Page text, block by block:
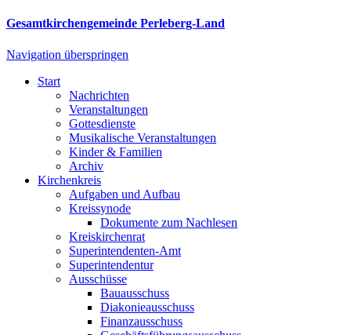
Gesamtkirchengemeinde Perleberg-Land
Navigation überspringen
Start
Nachrichten
Veranstaltungen
Gottesdienste
Musikalische Veranstaltungen
Kinder & Familien
Archiv
Kirchenkreis
Aufgaben und Aufbau
Kreissynode
Dokumente zum Nachlesen
Kreiskirchenrat
Superintendenten-Amt
Superintendentur
Ausschüsse
Bauausschuss
Diakonieausschuss
Finanzausschuss